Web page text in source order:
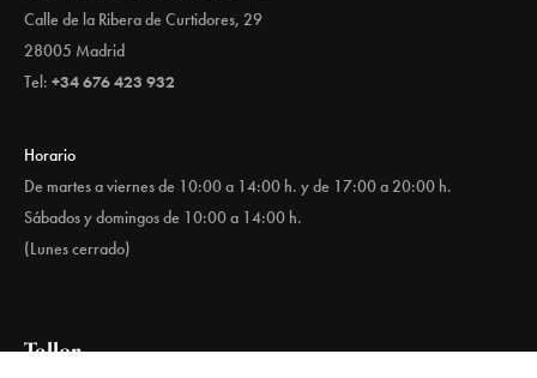
Calle de la Ribera de Curtidores, 29
28005 Madrid
Tel: +34 676 423 932
Horario
De martes a viernes de 10:00 a 14:00 h. y de 17:00 a 20:00 h.
Sábados y domingos de 10:00 a 14:00 h.
(Lunes cerrado)
Taller